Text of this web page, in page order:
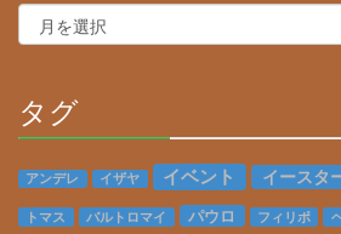
Complete
ア
ー
ブ
タグ
Complete
アンデレ イザヤ イベント イースタ
トマス バルトロマイ パウロ フィリポ